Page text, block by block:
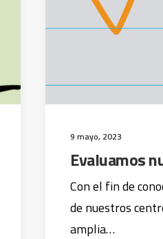
9 mayo, 2023
Evaluamos
Con el fin de
de nuestros
amplia…